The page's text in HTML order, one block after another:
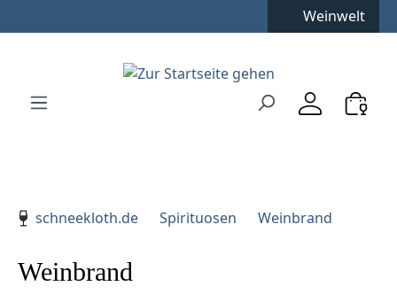
Zur Hauptnavigation springen
Weinwelt
schneekloth.de
Spirituosen Weinbrand
Weinbrand